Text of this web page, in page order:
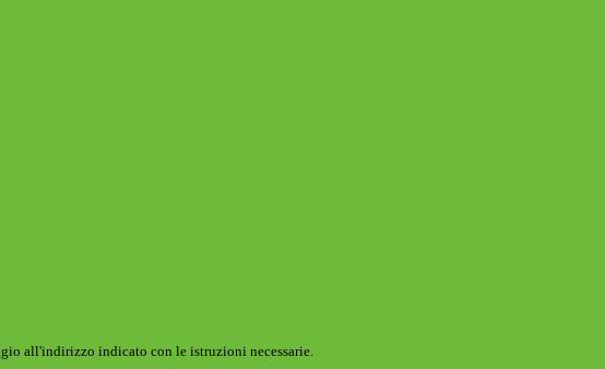
all'indirizzo indicato con le istruzioni necessarie.